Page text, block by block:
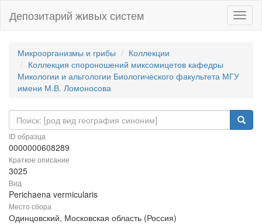
Депозитарий живых систем
Микроорганизмы и грибы
Коллекции
Коллекция спороношений миксомицетов кафедры
Микологии и альгологии Биологического факультета МГУ
имени М.В. Ломоносова
ID образца
0000000608289
Краткое описание
3025
Вид
Perichaena vermicularis
Место сбора
Одинцовский, Московская область (Россия)